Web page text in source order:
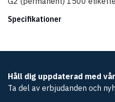
Specifikationer
Håll dig uppdaterad med
Ta del av erbjudanden och